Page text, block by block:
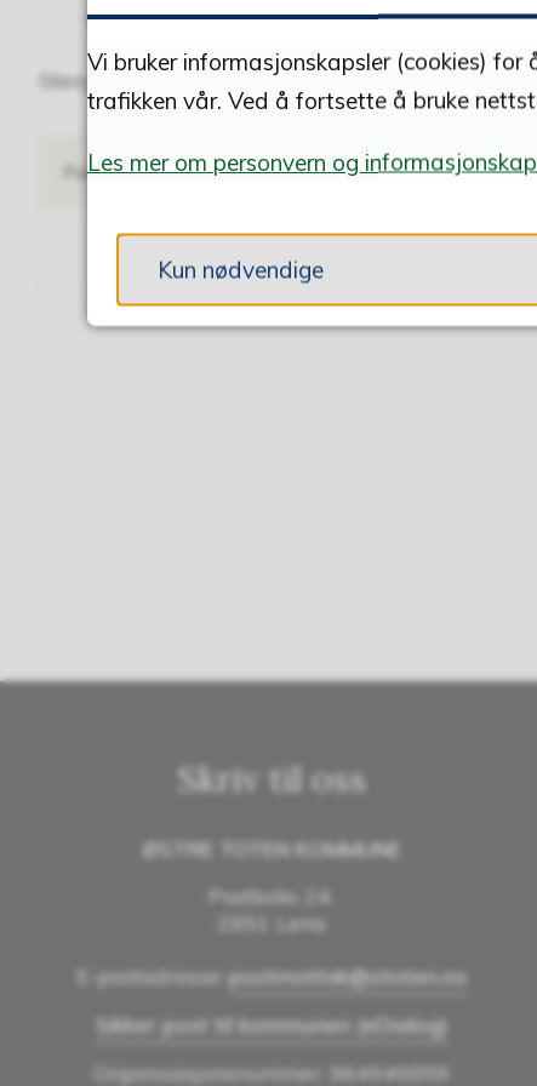
denne åpningstida, ta kontakt på telefon
Stengt i skoleferier, men det er mulig å henvende
Publisert 20.02.2018 12.32 Sist endret 04.05.2026 11.02
Skriv til oss
ØSTRE TOTEN KOMMUNE
Postboks 24,
2851 Lena
E-postadresse: postmottak@ototen.no
Sikker post til kommunen (eDialog)
Organisasjonsnummer: 964949859
Vi bruker informasjonskapsler (cookies)
trafikken vår. Ved å fortsette å bruke
Les mer om personvern og
Kun nødvendige